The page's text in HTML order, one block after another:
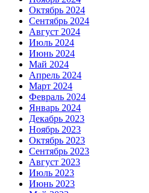
Октябрь 2024
Сентябрь 2024
Август 2024
Июль 2024
Июнь 2024
Май 2024
Апрель 2024
Март 2024
Февраль 2024
Январь 2024
Декабрь 2023
Ноябрь 2023
Октябрь 2023
Сентябрь 2023
Август 2023
Июль 2023
Июнь 2023